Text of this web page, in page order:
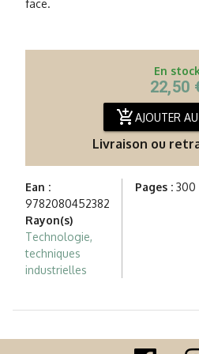
face.
En
22,50
add_shopping_cartAJOUTER
Livraison ou
Ean :
9782080452382
Rayon(s)
Technologie,
techniques
industrielles
Pages :300